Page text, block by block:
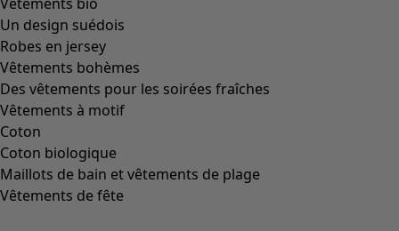
Un design suédois
Robes en jersey
Vêtements bohèmes
Des vêtements pour les soirées fraîches
Vêtements à motif
Coton
Coton biologique
Maillots de bain et vêtements de plage
Vêtements de fête